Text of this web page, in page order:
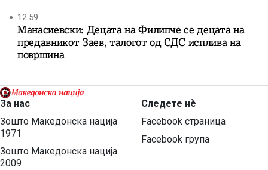
12:59
Манасиевски: Децата на Филипче се децата на
предавникот Заев, талогот од СДС исплива на
површина
За нас
Зошто Македонска нација
1971
Зошто Македонска нација
2009
Следете нѐ
Facebook страница
Facebook група